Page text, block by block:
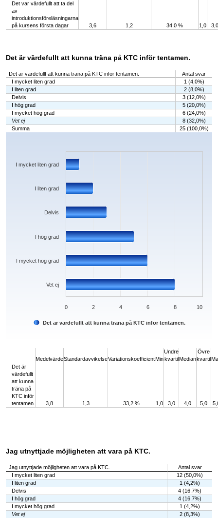
Det var värdefullt att ta del
av
introduktionsföreläsningarna
på kursens första dagar
3,6 1,2 34,0 % 1,0 3,0
Det är värdefullt att kunna träna på KTC inför tentamen.
Det är värdefullt att kunna träna på KTC inför tentamen.
Antal svar
I mycket liten grad
1 (4,0%)
I liten grad
2 (8,0%)
Delvis
3 (12,0%)
I hög grad
5 (20,0%)
I mycket hög grad
6 (24,0%)
Vet ej
8 (32,0%)
Summa
25 (100,0%)
Chart
The chart has 1 X axis displaying categories.
The chart has 1 Y axis displaying values. Data ranges from 1 to 8.
Det är värdefullt att kunna träna på KTC inför tentamen.
Vet ej
I mycket hög grad
I hög grad
Delvis
I liten grad
I mycket liten grad
0 2 4 6 8 10
MedelvärdeStandardavvikelseVariationskoefficientMin
Undre
kvartilMedian
Övre
kvartil
Det är
värdefullt
att kunna
träna på
KTC inför
tentamen.
3,8 1,3 33,2 % 1,0 3,0 4,0 5,0
Jag utnyttjade möjligheten att vara på KTC.
Jag utnyttjade möjligheten att vara på KTC.
Antal svar
I mycket liten grad
12 (50,0%)
I liten grad
1 (4,2%)
Delvis
4 (16,7%)
I hög grad
4 (16,7%)
I mycket hög grad
1 (4,2%)
Vet ej
2 (8,3%)